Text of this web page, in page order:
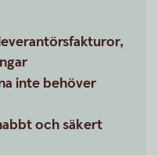
inte behöver
och säkert